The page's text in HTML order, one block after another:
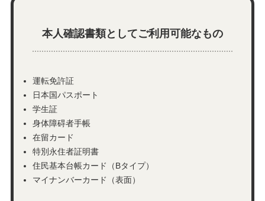
本人確認書類としてご利用可能なもの
運転免許証
日本国パスポート
学生証
身体障碍者手帳
在留カード
特別永住者証明書
住民基本台帳カード（Bタイプ）
マイナンバーカード（表面）